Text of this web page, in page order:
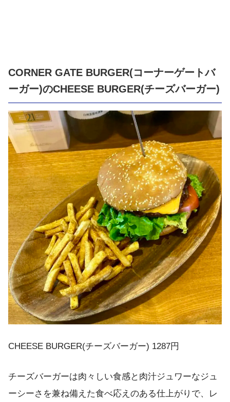
CORNER GATE BURGER(コーナーゲートバ
ーガー)のCHEESE BURGER(チーズバーガー)
CHEESE BURGER(チーズバーガー) 1287円
チーズバーガーは肉々しい食感と肉汁ジュワーなジュ
ーシーさを兼ね備えた食べ応えのある仕上がりで、レ